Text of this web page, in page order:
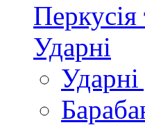
Перкусія
Ударні